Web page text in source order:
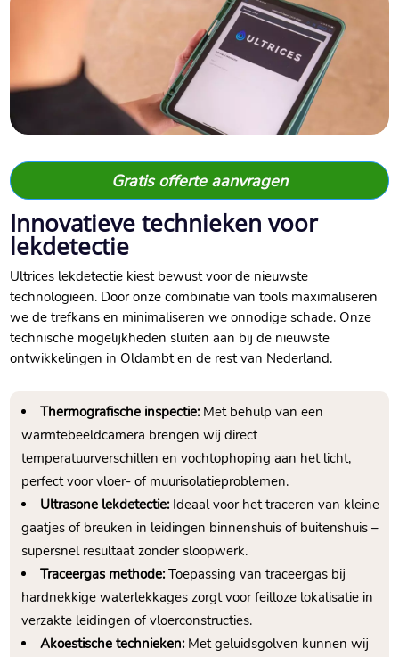
Gratis offerte aanvragen
Innovatieve technieken voor
lekdetectie
Ultrices lekdetectie kiest bewust voor de nieuwste
technologieën. Door onze combinatie van tools maximaliseren
we de trefkans en minimaliseren we onnodige schade. Onze
technische mogelijkheden sluiten aan bij de nieuwste
ontwikkelingen in Oldambt en de rest van Nederland.
Thermografische inspectie:Met behulp van een
warmtebeeldcamera brengen wij direct
temperatuurverschillen en vochtophoping aan het licht,
perfect voor vloer- of muurisolatieproblemen.
Ultrasone lekdetectie:Ideaal voor het traceren van kleine
gaatjes of breuken in leidingen binnenshuis of buitenshuis –
supersnel resultaat zonder sloopwerk.
Traceergas methode:Toepassing van traceergas bij
hardnekkige waterlekkages zorgt voor feilloze lokalisatie in
verzakte leidingen of vloerconstructies.
Akoestische technieken:Met geluidsgolven kunnen wij